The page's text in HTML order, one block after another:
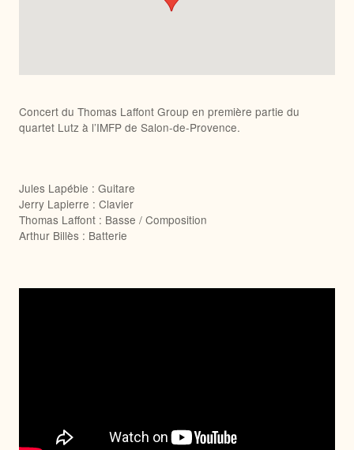
Concert du Thomas Laffont Group en première partie du
quartet Lutz à l’IMFP de Salon-de-Provence.
Jules Lapébie : Guitare
Jerry Lapierre : Clavier
Thomas Laffont : Basse / Composition
Arthur Billès : Batterie